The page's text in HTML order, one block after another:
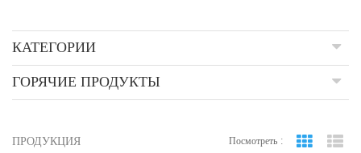
КАТЕГОРИИ
ГОРЯЧИЕ ПРОДУКТЫ
ПРОДУКЦИЯ Посмотреть : вид сетки